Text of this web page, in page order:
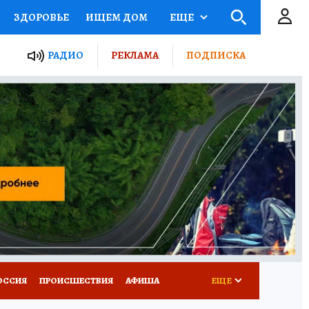
ЗДОРОВЬЕ ИЩЕМ ДОМ
ПРОЕКТЫ РОССИИ
ПУТЕВОДИТЕЛЬ
ТУРИЗМ
ПОТРЕБИТЕЛЯ ВСЕ О КП
ЕЩЕ
РАДИО РЕКЛАМА ПОДПИСКА
ПРОИСШЕСТВИЯ АФИША ЕЩЕ